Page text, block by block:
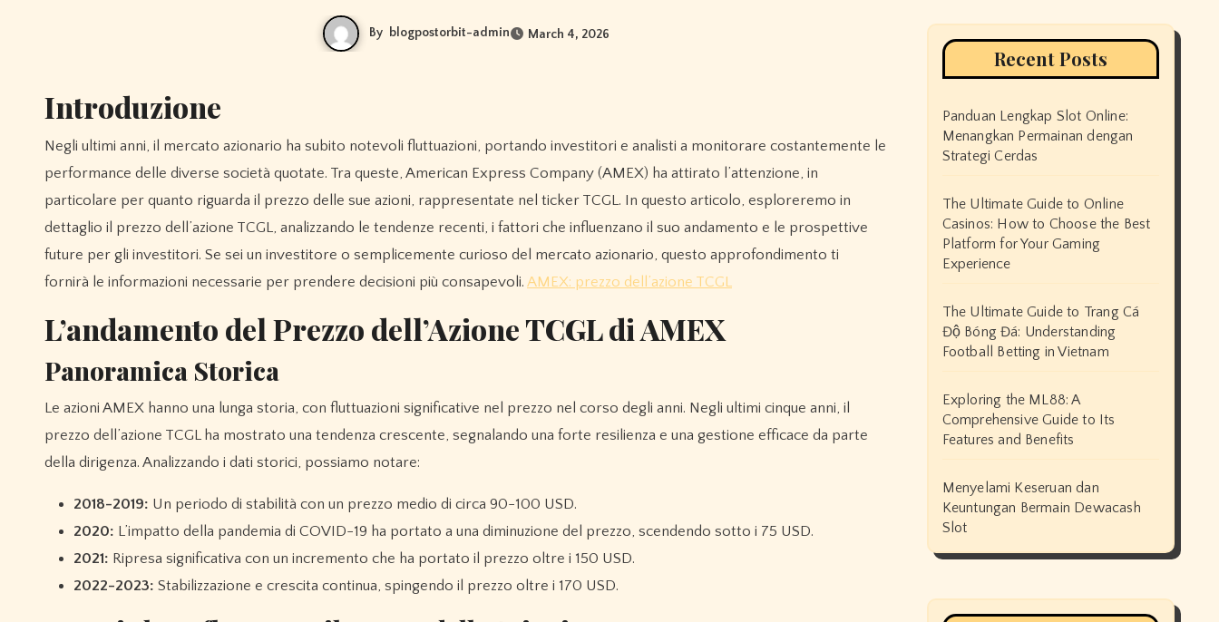
By blogpostorbit-admin March 4, 2026
Introduzione
Negli ultimi anni, il mercato azionario ha subito notevoli fluttuazioni, portando investitori e analisti a monitorare costantemente le
performance delle diverse società quotate. Tra queste, American Express Company (AMEX) ha attirato l’attenzione, in
particolare per quanto riguarda il prezzo delle sue azioni, rappresentate nel ticker TCGL. In questo articolo, esploreremo in
dettaglio il prezzo dell’azione TCGL, analizzando le tendenze recenti, i fattori che influenzano il suo andamento e le prospettive
future per gli investitori. Se sei un investitore o semplicemente curioso del mercato azionario, questo approfondimento ti
fornirà le informazioni necessarie per prendere decisioni più consapevoli. AMEX: prezzo dell’azione TCGL
L’andamento del Prezzo dell’Azione TCGL di AMEX
Panoramica Storica
Le azioni AMEX hanno una lunga storia, con fluttuazioni significative nel prezzo nel corso degli anni. Negli ultimi cinque anni, il
prezzo dell’azione TCGL ha mostrato una tendenza crescente, segnalando una forte resilienza e una gestione efficace da parte
della dirigenza. Analizzando i dati storici, possiamo notare:
2018-2019: Un periodo di stabilità con un prezzo medio di circa 90-100 USD.
2020: L’impatto della pandemia di COVID-19 ha portato a una diminuzione del prezzo, scendendo sotto i 75 USD.
2021: Ripresa significativa con un incremento che ha portato il prezzo oltre i 150 USD.
2022-2023: Stabilizzazione e crescita continua, spingendo il prezzo oltre i 170 USD.
Recent Posts
Panduan Lengkap Slot Online:
Menangkan Permainan dengan
Strategi Cerdas
The Ultimate Guide to Online
Casinos: How to Choose the Best
Platform for Your Gaming
Experience
The Ultimate Guide to Trang Cá
Độ Bóng Đá: Understanding
Football Betting in Vietnam
Exploring the ML88: A
Comprehensive Guide to Its
Features and Benefits
Menyelami Keseruan dan
Keuntungan Bermain Dewacash
Slot